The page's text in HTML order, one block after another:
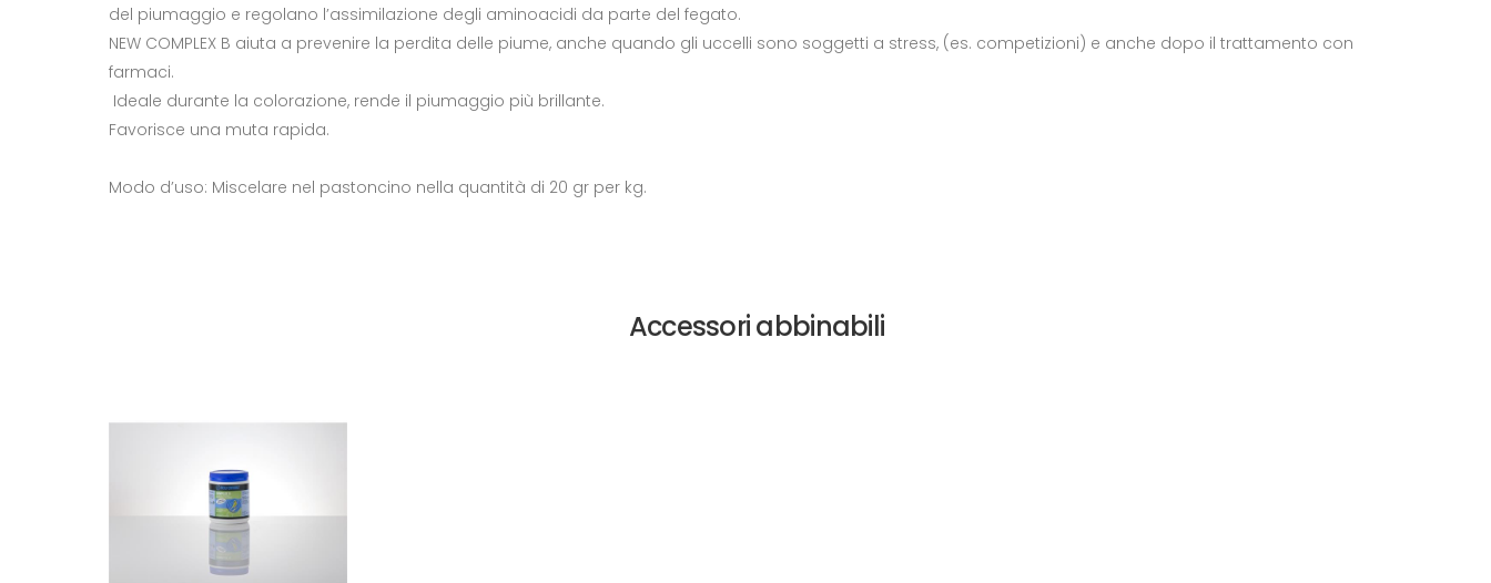
del piumaggio e regolano l’assimilazione degli aminoacidi da parte del fegato.
NEW COMPLEX B aiuta a prevenire la perdita delle piume, anche quando gli uccelli sono soggetti a stress, (es. competizioni) e anche dopo il trattamento con
farmaci.
Ideale durante la colorazione, rende il piumaggio più brillante.
Favorisce una muta rapida.
Modo d’uso: Miscelare nel pastoncino nella quantità di 20 gr per kg.
Accessori abbinabili